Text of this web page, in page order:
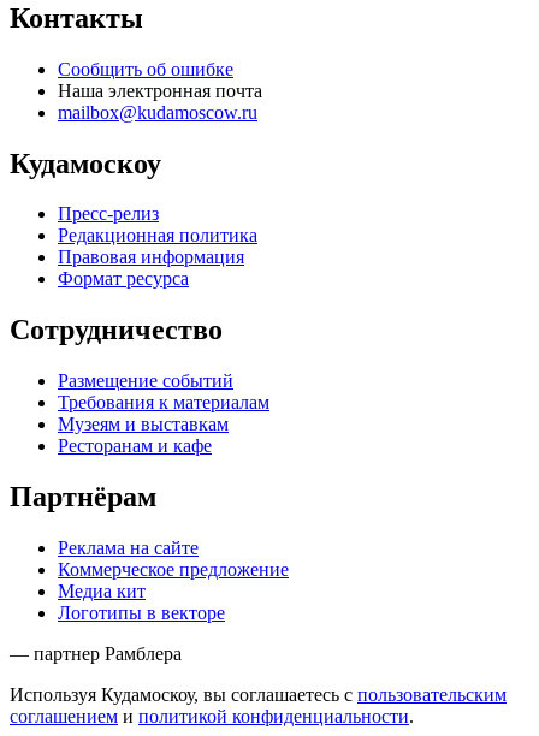
Контакты
Сообщить об ошибке
Наша электронная почта
mailbox@kudamoscow.ru
Кудамоскоу
Пресс-релиз
Редакционная политика
Правовая информация
Формат ресурса
Сотрудничество
Размещение событий
Требования к материалам
Музеям и выставкам
Ресторанам и кафе
Партнёрам
Реклама на сайте
Коммерческое предложение
Медиа кит
Логотипы в векторе
— партнер Рамблера
Используя Кудамоскоу, вы соглашаетесь с пользовательским
соглашением и политикой конфиденциальности.